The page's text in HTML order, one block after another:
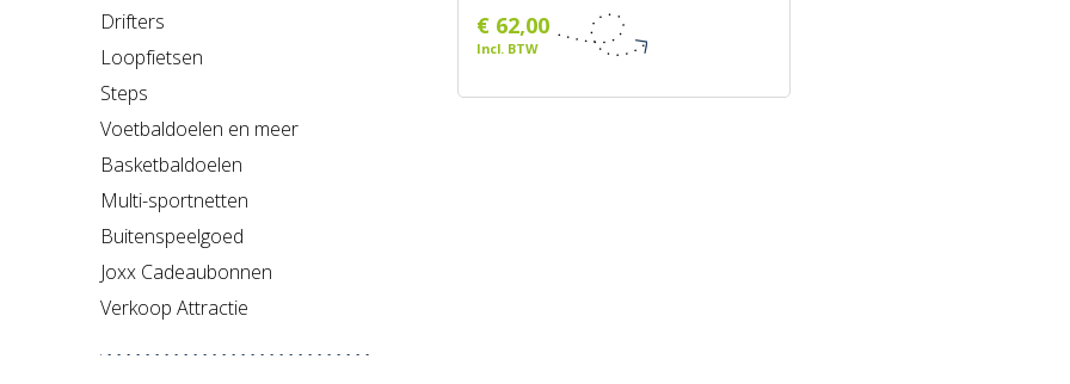
Drifters
Loopfietsen
Steps
Voetbaldoelen en meer
Basketbaldoelen
Multi-sportnetten
Buitenspeelgoed
Joxx Cadeaubonnen
Verkoop Attractie
€ 62,00
Incl. BTW